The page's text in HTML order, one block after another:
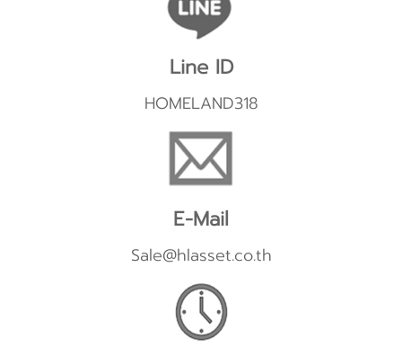
Line ID
HOMELAND318
E-Mail
Sale@hlasset.co.th